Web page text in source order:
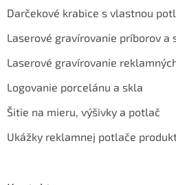
Darčekové krabice s vlastnou
Laserové gravírovanie príborov a
Laserové gravírovanie
Logovanie porcelánu a skla
Šitie na mieru, výšivky a potlač
Ukážky reklamnej potlače